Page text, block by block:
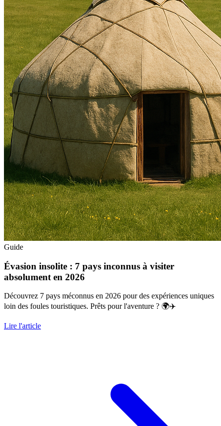
Guide
Évasion insolite : 7 pays inconnus à visiter
absolument en 2026
Découvrez 7 pays méconnus en 2026 pour des expériences uniques
loin des foules touristiques. Prêts pour l'aventure ? 🌍✈️
Lire l'article